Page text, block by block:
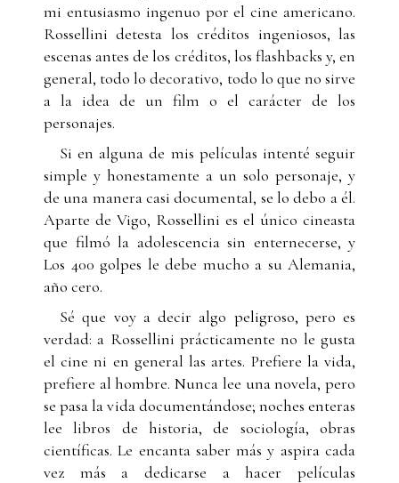
mi entusiasmo ingenuo por el cine americano.
Rossellini detesta los créditos ingeniosos, las
escenas antes de los créditos, los flashbacks y, en
general, todo lo decorativo, todo lo que no sirve
a la idea de un film o el carácter de los
personajes.
Si en alguna de mis películas intenté seguir
simple y honestamente a un solo personaje, y
de una manera casi documental, se lo debo a él.
Aparte de Vigo, Rossellini es el único cineasta
que filmó la adolescencia sin enternecerse, y
Los 400 golpes le debe mucho a su Alemania,
año cero.
Sé que voy a decir algo peligroso, pero es
verdad: a Rossellini prácticamente no le gusta
el cine ni en general las artes. Prefiere la vida,
prefiere al hombre. Nunca lee una novela, pero
se pasa la vida documentándose; noches enteras
lee libros de historia, de sociología, obras
científicas. Le encanta saber más y aspira cada
vez más a dedicarse a hacer películas